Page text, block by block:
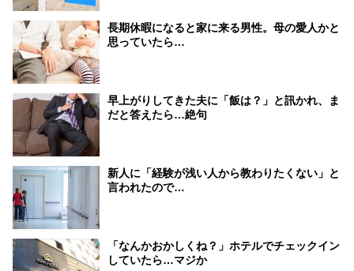
長期休暇になると家に来る男性。母の愛人かと
思っていたら…
早上がりしてきた夫に「飯は？」と訊かれ、ま
だと答えたら…絶句
新人に「経験が浅い人から教わりたくない」と
言われたので…
「なんかおかしくね？」ホテルでチェックイン
していたら…マジか